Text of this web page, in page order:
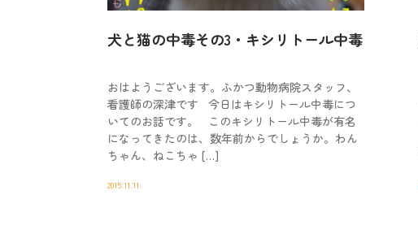
犬と猫の中毒その3・キシリトール中毒
おはようございます。ふかつ動物病院スタッフ、
看護師の深津です 今日はキシリトール中毒につ
いてのお話です。 このキシリトール中毒が有名
になってきたのは、数年前からでしょうか。わん
ちゃん、ねこちゃ […]
2015.11.11